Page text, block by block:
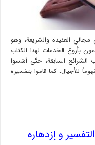
العقيدة والشريعة، وهو
بأروع الخدمات لهذا الكتاب
الشرائع السابقة، حتّى أسّسوا
للأجيال، كما قاموا بتفسيره
و إزدهاره